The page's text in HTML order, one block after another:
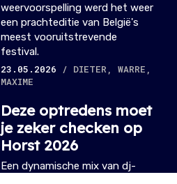
weervoorspelling werd het weer
een prachteditie van België's
meest vooruitstrevende
festival.
23.05.2026
/ DIETER, WARRE,
MAXIME
Deze optredens moet
je zeker checken op
Horst 2026
Een dynamische mix van dj-